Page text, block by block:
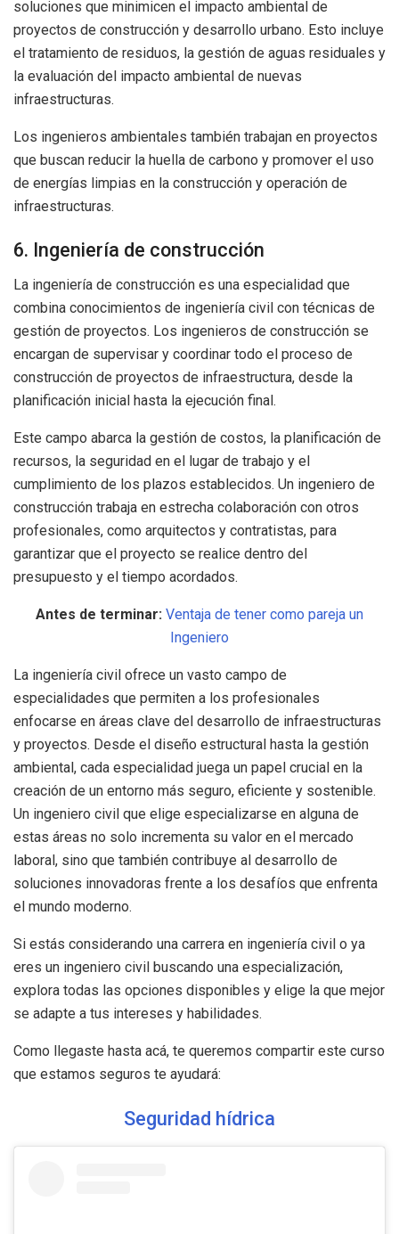
soluciones que minimicen el impacto ambiental de
proyectos de construcción y desarrollo urbano. Esto incluye
el tratamiento de residuos, la gestión de aguas residuales y
la evaluación del impacto ambiental de nuevas
infraestructuras.
Los ingenieros ambientales también trabajan en proyectos
que buscan reducir la huella de carbono y promover el uso
de energías limpias en la construcción y operación de
infraestructuras.
6. Ingeniería de construcción
La ingeniería de construcción es una especialidad que
combina conocimientos de ingeniería civil con técnicas de
gestión de proyectos. Los ingenieros de construcción se
encargan de supervisar y coordinar todo el proceso de
construcción de proyectos de infraestructura, desde la
planificación inicial hasta la ejecución final.
Este campo abarca la gestión de costos, la planificación de
recursos, la seguridad en el lugar de trabajo y el
cumplimiento de los plazos establecidos. Un ingeniero de
construcción trabaja en estrecha colaboración con otros
profesionales, como arquitectos y contratistas, para
garantizar que el proyecto se realice dentro del
presupuesto y el tiempo acordados.
Antes de terminar: Ventaja de tener como pareja un
Ingeniero
La ingeniería civil ofrece un vasto campo de
especialidades que permiten a los profesionales
enfocarse en áreas clave del desarrollo de infraestructuras
y proyectos. Desde el diseño estructural hasta la gestión
ambiental, cada especialidad juega un papel crucial en la
creación de un entorno más seguro, eficiente y sostenible.
Un ingeniero civil que elige especializarse en alguna de
estas áreas no solo incrementa su valor en el mercado
laboral, sino que también contribuye al desarrollo de
soluciones innovadoras frente a los desafíos que enfrenta
el mundo moderno.
Si estás considerando una carrera en ingeniería civil o ya
eres un ingeniero civil buscando una especialización,
explora todas las opciones disponibles y elige la que mejor
se adapte a tus intereses y habilidades.
Como llegaste hasta acá, te queremos compartir este curso
que estamos seguros te ayudará:
Seguridad hídrica